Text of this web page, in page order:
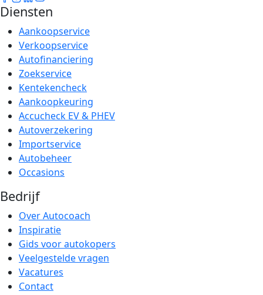
Diensten
Aankoopservice
Verkoopservice
Autofinanciering
Zoekservice
Kentekencheck
Aankoopkeuring
Accucheck EV & PHEV
Autoverzekering
Importservice
Autobeheer
Occasions
Bedrijf
Over Autocoach
Inspiratie
Gids voor autokopers
Veelgestelde vragen
Vacatures
Contact